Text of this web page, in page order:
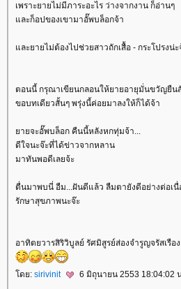
เพราะยายไม่มีภาระอะไร ว่างจากงาน ก็อ่านๆ
ละก็อปของเขามาอั๊พบล็อกจ้า
ละยายไม่ต้องไปช่วยสาวถักเสื้อ - กระโปรงน่ะ
ตอนนี้ กรุณาเขียนกลอนให้ยายอายุมั่นขวัญยืน
ขอบทเดียวสั้นๆ พรุ่งนี้ค่อยมาลงให้ก็ได้จ้า
ายจะอั๊พบล็อก คืนนี้หลังหกทุ่มจ้า...
ดีใจนะจ๊ะที่ได้ข่าวจากหลาน
มาทันพอดีเลยจ้ะ
ตื่นมาพบนี่ อืม...ฝันดีแล้ว ลืมตายังดีอย่างต่อเนื่
รักษาสุขภาพนะจ๊ะ
อาทิตยวารสิริวิบูลย์ รัศมิสูรย์ส่องจำรูญจรัสเรือ
ดย: sirivinit 6 มิถุนายน 2553 18:04:02